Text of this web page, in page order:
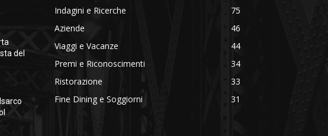
del
Indagini e Ricerche
75
Aziende
46
Viaggi e Vacanze
44
Premi e Riconoscimenti
34
Ristorazione
33
Fine Dining e Soggiorni
31